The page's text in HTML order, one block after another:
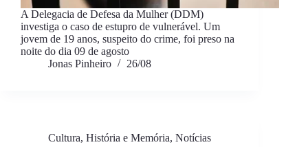
A Delegacia de Defesa da Mulher (DDM)
investiga o caso de estupro de vulnerável. Um
jovem de 19 anos, suspeito do crime, foi preso na
noite do dia 09 de agosto
Jonas Pinheiro
26/08
Cultura, História e Memória, Notícias